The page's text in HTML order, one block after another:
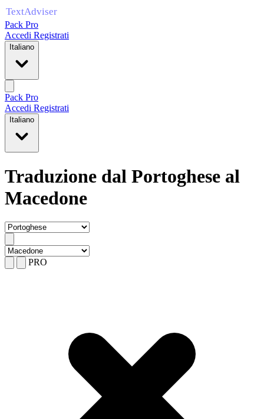
Pack Pro
Accedi Registrati
Italiano
Pack Pro
Accedi Registrati
Italiano
Traduzione dal Portoghese al
Macedone
PRO